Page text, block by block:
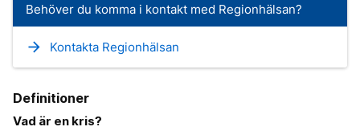
Behöver du komma i kontakt med Regionhälsan?
arrow_forward Kontakta Regionhälsan
Definitioner
Vad är en kris?